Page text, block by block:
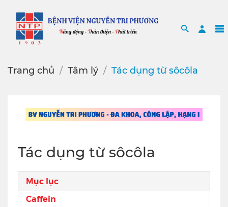
Search
Trang chủ Tâm lý Tác dụng từ sôcôla
Tác dụng từ sôcôla
Mục lục
Caffein